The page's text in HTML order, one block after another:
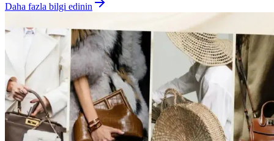
Daha fazla bilgi edinin